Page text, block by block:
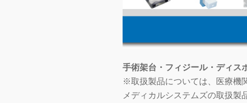
手術架台・フィジール・ディス
※取扱製品については、医療機
メディカルシステムズの取扱製